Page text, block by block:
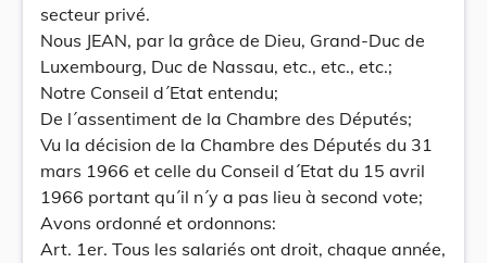
secteur privé.
Nous JEAN, par la grâce de Dieu, Grand-Duc de
Luxembourg, Duc de Nassau, etc., etc., etc.;
Notre Conseil d´Etat entendu;
De l´assentiment de la Chambre des Députés;
Vu la décision de la Chambre des Députés du 31
mars 1966 et celle du Conseil d´Etat du 15 avril
1966 portant qu´il n´y a pas lieu à second vote;
Avons ordonné et ordonnons:
Art. 1er. Tous les salariés ont droit, chaque année,